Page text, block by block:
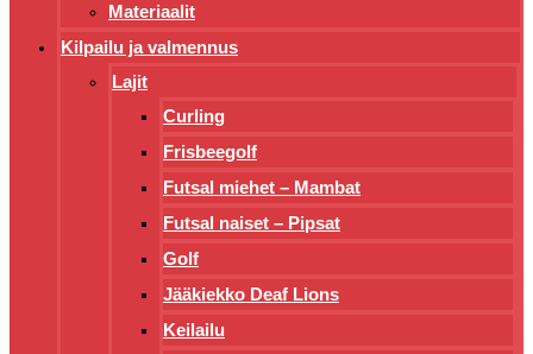
Materiaalit
Kilpailu ja valmennus
Lajit
Curling
Frisbeegolf
Futsal miehet – Mambat
Futsal naiset – Pipsat
Golf
Jääkiekko Deaf Lions
Keilailu